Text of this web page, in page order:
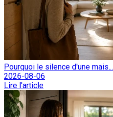
Pourquoi le silence d'une mais...
2026-08-06
Lire l'article